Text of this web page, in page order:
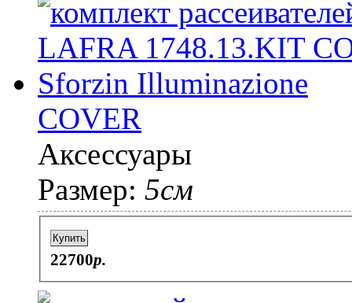
COVER
Аксессуары
Размер: 5см
Купить
22700p.